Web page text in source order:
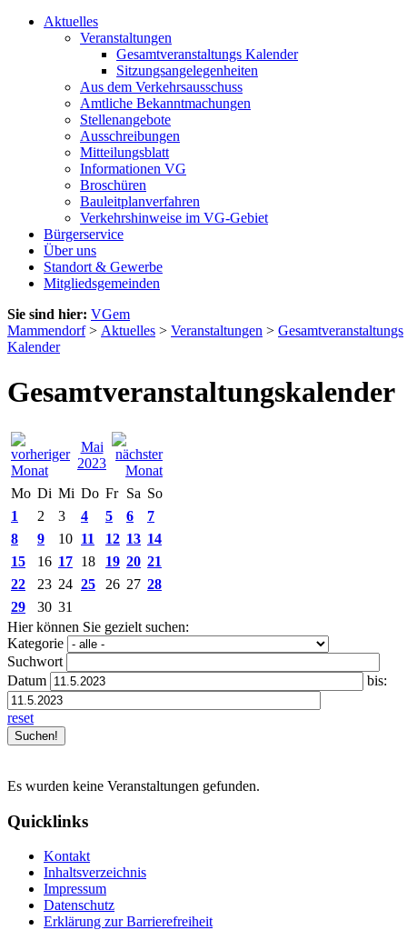
Aktuelles
Veranstaltungen
Gesamtveranstaltungs Kalender
Sitzungsangelegenheiten
Aus dem Verkehrsausschuss
Amtliche Bekanntmachungen
Stellenangebote
Ausschreibungen
Mitteilungsblatt
Informationen VG
Broschüren
Bauleitplanverfahren
Verkehrshinweise im VG-Gebiet
Bürgerservice
Über uns
Standort & Gewerbe
Mitgliedsgemeinden
Sie sind hier: VGem
Mammendorf> Aktuelles > Veranstaltungen > Gesamtveranstaltungs
Kalender
Gesamtveranstaltungskalender
Mai
2023
Mo Di Mi Do Fr Sa So
1
2 3 4 5 6
7
8
9 10 11 12 13 14
15
16 17 18 19 20 21
22
23 24 25 26 27 28
29
30 31
Hier können Sie gezielt suchen:
Kategorie
Suchwort
Datum
bis:
reset
Es wurden keine Veranstaltungen gefunden.
Quicklinks
Kontakt
Inhaltsverzeichnis
Impressum
Datenschutz
Erklärung zur Barrierefreiheit